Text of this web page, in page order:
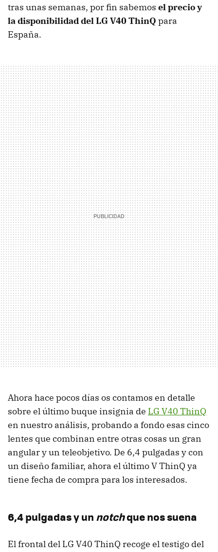
tras unas semanas, por fin sabemos el precio y
la disponibilidad del LG V40 ThinQ para
España.
Ahora hace pocos días os contamos en detalle
sobre el último buque insignia de LG V40 ThinQ
en nuestro análisis, probando a fondo esas cinco
lentes que combinan entre otras cosas un gran
angular y un teleobjetivo. De 6,4 pulgadas y con
un diseño familiar, ahora el último V ThinQ ya
tiene fecha de compra para los interesados.
6,4 pulgadas y unnotchque nos suena
El frontal del LG V40 ThinQ recoge el testigo del